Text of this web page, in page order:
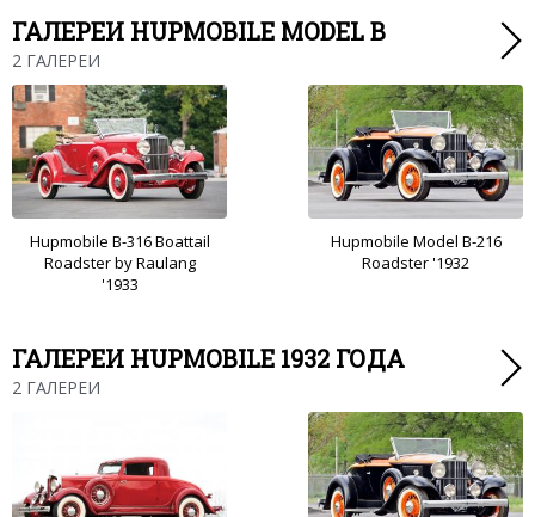
ГАЛЕРЕИ HUPMOBILE MODEL B
2 ГАЛЕРЕИ
Hupmobile B-316 Boattail
Roadster by Raulang
'1933
Hupmobile Model B-216
Roadster '1932
ГАЛЕРЕИ HUPMOBILE 1932 ГОДА
2 ГАЛЕРЕИ